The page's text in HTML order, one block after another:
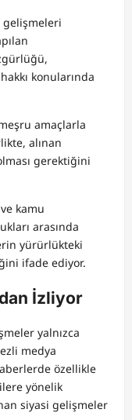
gelişmeleri
konularında
amaçlarla
alınan
gerektiğini
kamu
arasında
yürürlükteki
ifade ediyor.
İzliyor
yalnızca
medya
özellikle
yönelik
siyasi gelişmeler